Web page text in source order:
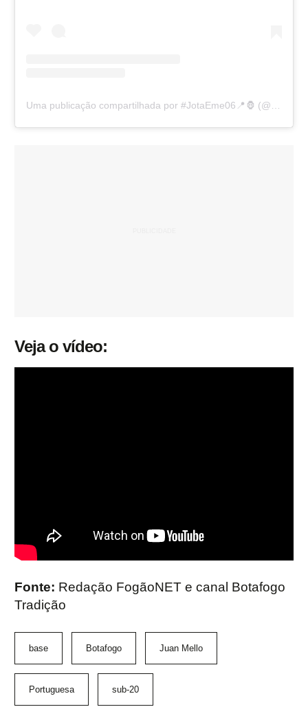
Uma publicação compartilhada por #JotaEme06📍🦍 (@juanmello2002)
Veja o vídeo:
Fonte: Redação FogãoNET e canal Botafogo
Tradição
base Botafogo Juan Mello
Portuguesa sub-20